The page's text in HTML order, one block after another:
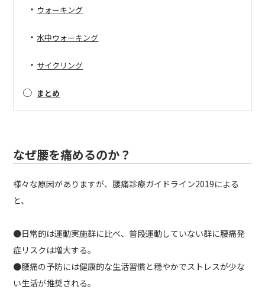
・ ウォーキング
・水中ウォーキング
・ サイクリング
○ まとめ
なぜ腰を痛めるのか？
様々な原因がありますが、腰痛診療ガイドライン2019による
と、
●日常的は運動実施群に比べ、普段運動していない群に腰痛発
症リスクは増大する。
●腰痛の予防には健康的な生活習慣と穏やかでストレスが少な
い生活が推奨される。